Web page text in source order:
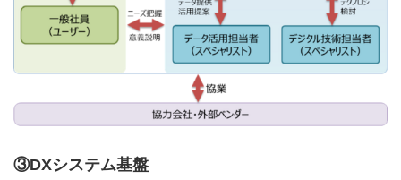
③DXシステム基盤